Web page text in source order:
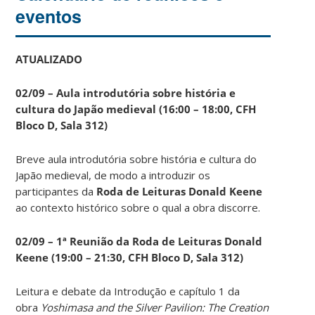
eventos
ATUALIZADO
02/09 – Aula introdutória sobre história e
cultura do Japão medieval (16:00 – 18:00, CFH
Bloco D, Sala 312)
Breve aula introdutória sobre história e cultura do
Japão medieval, de modo a introduzir os
participantes da Roda de Leituras Donald Keene
ao contexto histórico sobre o qual a obra discorre.
02/09 – 1ª Reunião da Roda de Leituras Donald
Keene (19:00 – 21:30, CFH Bloco D, Sala 312)
Leitura e debate da Introdução e capítulo 1 da
obra Yoshimasa and the Silver Pavilion: The Creation